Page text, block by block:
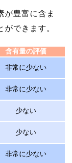
が豊富に含ま
できます。
含有量の評価
非常に少ない
非常に少ない
少ない
少ない
非常に少ない